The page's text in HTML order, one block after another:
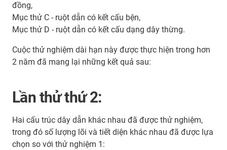
đồng,
Mục thử C - ruột dẫn có kết cấu bện,
Mục thử D - ruột dẫn có kết cấu dạng dây thừng.
Cuộc thử nghiệm dài hạn này được thực hiện trong hơn
2 năm đã mang lại những kết quả sau:
Lần thử thứ 2:
Hai cấu trúc dây dẫn khác nhau đã được thử nghiệm,
trong đó số lượng lõi và tiết diện khác nhau đã được lựa
chọn so với thử nghiệm 1: